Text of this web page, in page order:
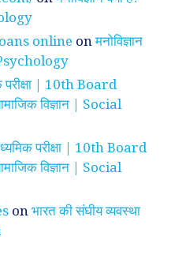
online onमनोविज्ञान
Psychology
परीक्षा | 10th Board
विज्ञान | Social
परीक्षा | 10th Board
विज्ञान | Social
onभारत की संघीय व्यवस्था